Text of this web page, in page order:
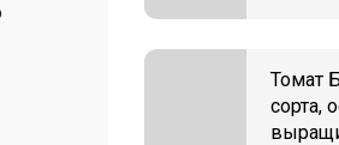
Томат
сорта,